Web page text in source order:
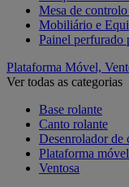
Mesa de
Mobiliário e
Painel perfurado
Plataforma Móvel,
Ver todas as categorias
Base rolante
Canto rolante
Desenrolador de
Plataforma móvel
Ventosa